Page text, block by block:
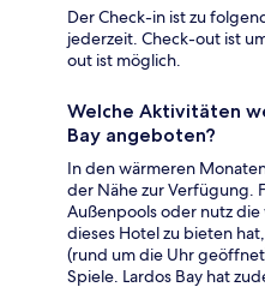
Der Check-in ist zu
jederzeit. Check-out ist
out ist möglich.
Welche Aktivitäten
Bay angeboten?
In den wärmeren
der Nähe zur Verfügung.
Außenpools oder nutz
dieses Hotel zu bieten
(rund um die Uhr
Spiele. Lardos Bay hat